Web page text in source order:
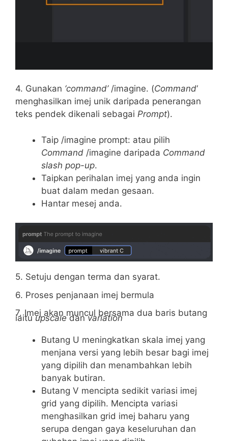
4. Gunakan ‘command’/imagine. (Command‘
menghasilkan imej unik daripada penerangan
teks pendek dikenali sebagai Prompt).
Taip /imagine prompt: atau pilih
Command /imagine daripada Command
slash pop-up.
Taipkan perihalan imej yang anda ingin
buat dalam medan gesaan.
Hantar mesej anda.
5. Setuju dengan terma dan syarat.
6. Proses penjanaan imej bermula
7. Imej akan muncul bersama dua baris butang
iaituupscaledanvariation
Butang U meningkatkan skala imej yang
menjana versi yang lebih besar bagi imej
yang dipilih dan menambahkan lebih
banyak butiran.
Butang V mencipta sedikit variasi imej
grid yang dipilih. Mencipta variasi
menghasilkan grid imej baharu yang
serupa dengan gaya keseluruhan dan